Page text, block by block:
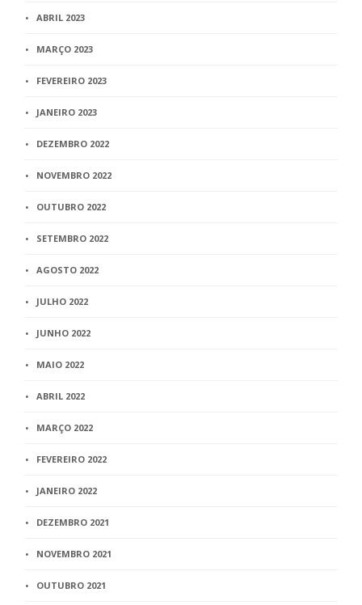
ABRIL 2023
MARÇO 2023
FEVEREIRO 2023
JANEIRO 2023
DEZEMBRO 2022
NOVEMBRO 2022
OUTUBRO 2022
SETEMBRO 2022
AGOSTO 2022
JULHO 2022
JUNHO 2022
MAIO 2022
ABRIL 2022
MARÇO 2022
FEVEREIRO 2022
JANEIRO 2022
DEZEMBRO 2021
NOVEMBRO 2021
OUTUBRO 2021